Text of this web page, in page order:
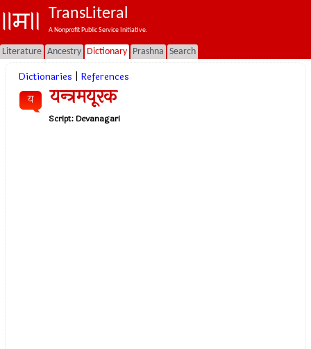
TransLiteral
A Nonprofit Public Service Initiative.
Literature Ancestry Dictionary Prashna Search
Dictionaries References
य यन्त्रमयूरक
Script:Devanagari